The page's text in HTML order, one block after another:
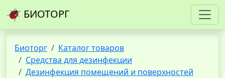
БИОТОРГ
Биоторг
Каталог товаров
Средства для дезинфекции
Дезинфекция помещений и поверхностей